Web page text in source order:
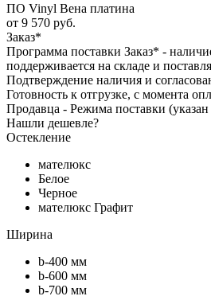
ПО Vinyl Вена платина
от 9 570 руб.
Заказ*
Программа поставки Заказ* -
поддерживается на складе и
Подтверждение наличия и
Готовность к отгрузке, с момента
Продавца - Режима поставки (указан
Нашли дешевле?
Остекление
мателюкс
Белое
Черное
мателюкс Графит
Ширина
b-400 мм
b-600 мм
b-700 мм